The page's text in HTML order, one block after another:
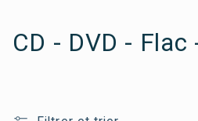
C
CD - DVD - Flac